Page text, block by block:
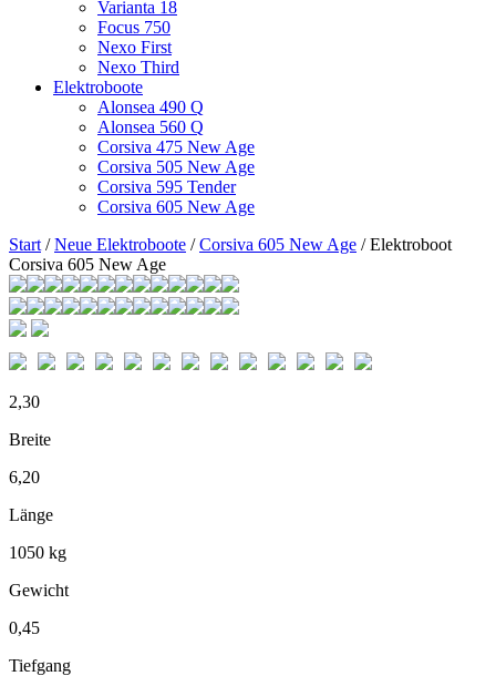
Varianta 18
Focus 750
Nexo First
Nexo Third
Elektroboote
Alonsea 490 Q
Alonsea 560 Q
Corsiva 475 New Age
Corsiva 505 New Age
Corsiva 595 Tender
Corsiva 605 New Age
Start /Neue Elektroboote /Corsiva 605 New Age / Elektroboot
Corsiva 605 New Age
2,30
Breite
6,20
Länge
1050 kg
Gewicht
0,45
Tiefgang